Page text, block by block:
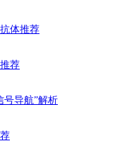
体推荐
荐
导航”解析